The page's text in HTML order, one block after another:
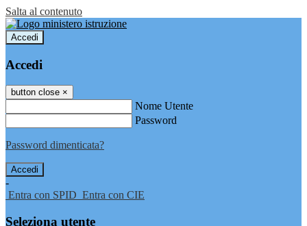
Salta al contenuto
Accedi
Accedi
button close ×
Nome Utente
Password
Password dimenticata?
-
Entra con SPID Entra con CIE
Seleziona utente